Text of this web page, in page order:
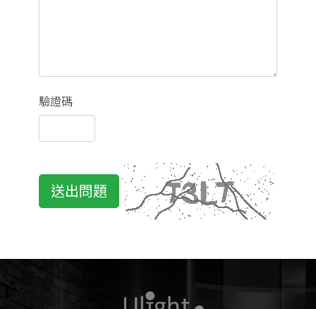
驗證碼
送出問題